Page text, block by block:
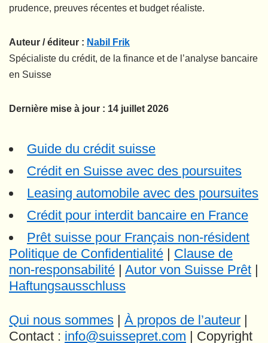
prudence, preuves récentes et budget réaliste.
Auteur / éditeur : Nabil Frik
Spécialiste du crédit, de la finance et de l’analyse bancaire
en Suisse
Dernière mise à jour : 14 juillet 2026
Guide du crédit suisse
Crédit en Suisse avec des poursuites
Leasing automobile avec des poursuites
Crédit pour interdit bancaire en France
Prêt suisse pour Français non-résident
Politique de Confidentialité | Clause de
non-responsabilité | Autor von Suisse Prêt |
Haftungsausschluss
Qui nous sommes | À propos de l’auteur |
Contact : info@suissepret.com | Copyright